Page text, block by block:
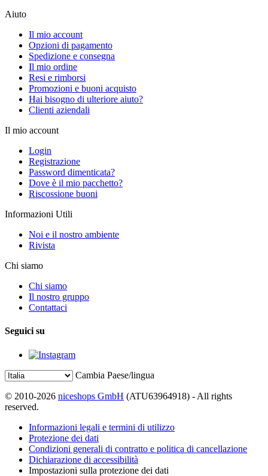
Aiuto
Il mio account
Opzioni di pagamento
Spedizione e consegna
Il mio ordine
Resi e rimborsi
Promozioni e buoni acquisto
Hai bisogno di ulteriore aiuto?
Clienti aziendali
Il mio account
Login
Registrazione
Password dimenticata?
Dove è il mio pacchetto?
Riscossione buoni
Informazioni Utili
Noi e il nostro ambiente
Rivista
Chi siamo
Chi siamo
Il nostro gruppo
Contattaci
Seguici su
Cambia Paese/lingua
© 2010-2026 niceshops GmbH (ATU63964918) - All rights
reserved.
Informazioni legali e termini di utilizzo
Protezione dei dati
Condizioni generali di contratto e politica di cancellazione
Dichiarazione di accessibilità
Impostazioni sulla protezione dei dati